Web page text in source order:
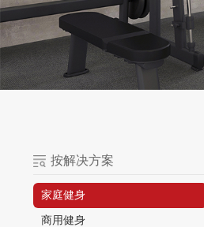
按解决方案
家庭健身
商用健身